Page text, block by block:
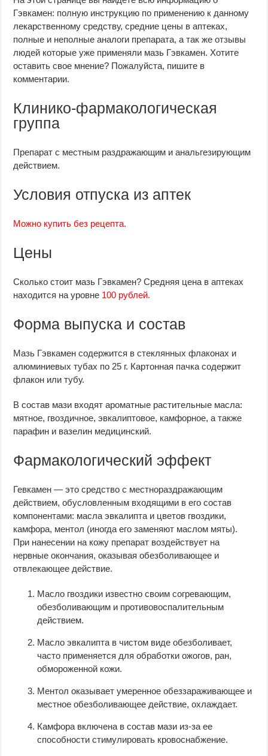
Гэвкамен: полную инструкцию по применению к данному
лекарственному средству, средние цены в аптеках,
полные и неполные аналоги препарата, а так же отзывы
людей которые уже применяли мазь Гэвкамен. Хотите
оставить свое мнение? Пожалуйста, пишите в
комментарии.
Клинико-фармакологическая
группа
Препарат с местным раздражающим и анальгезирующим
действием.
Условия отпуска из аптек
Можно купить без рецепта.
Цены
Сколько стоит мазь Гэвкамен? Средняя цена в аптеках
находится на уровне 100 рублей.
Форма выпуска и состав
Мазь Гэвкамен содержится в стеклянных флаконах и
алюминиевых тубах по 25 г. Картонная пачка содержит
флакон или тубу.
В состав мази входят ароматные растительные масла:
мятное, гвоздичное, эвкалиптовое, камфорное, а также
парафин и вазелин медицинский.
Фармакологический эффект
Гевкамен — это средство с местнораздражающим
действием, обусловленным входящими в его состав
компонентами: масла эвкалипта и цветов гвоздики,
камфора, ментол (иногда его заменяют маслом мяты).
При нанесении на кожу препарат воздействует на
нервные окончания, оказывая обезболивающее и
отвлекающее действие.
Масло гвоздики известно своим согревающим,
обезболивающим и противовоспалительным
действием.
Масло эвкалипта в чистом виде обезболивает,
часто применяется для обработки ожогов, ран,
обмороженной кожи.
Ментол оказывает умеренное обеззараживающее и
местное обезболивающее действие, охлаждает.
Камфора включена в состав мази из-за ее
способности стимулировать кровоснабжение.